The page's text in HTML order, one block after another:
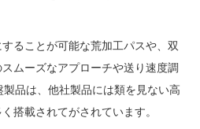
ることが可能な荒加工パスや、双
ムーズなアプローチや送り速度調
品は、他社製品には類を見ない高
搭載されてがされています。